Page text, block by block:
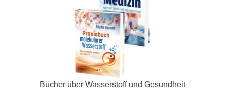
Bücher über Wasserstoff und Gesundheit